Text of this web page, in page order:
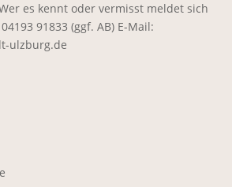
es kennt oder vermisst meldet sich
91833 (ggf. AB) E-Mail:
ulzburg.de